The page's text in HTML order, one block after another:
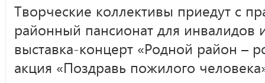
Творческие коллективы приедут с
районный пансионат для инвалидов
выставка-концерт «Родной район –
акция «Поздравь пожилого